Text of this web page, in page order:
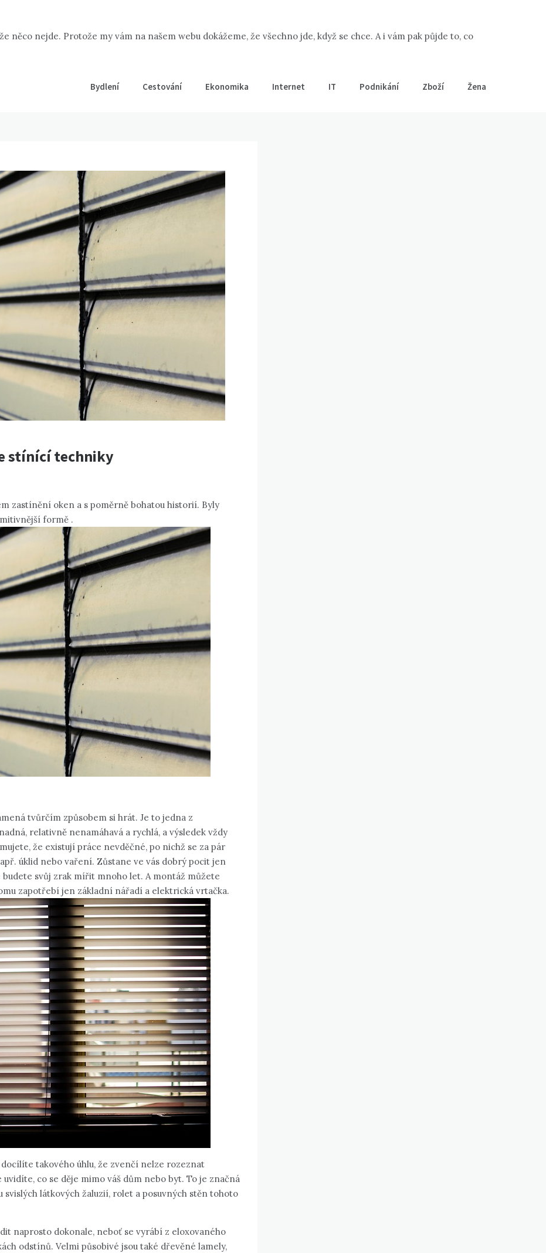
něco nejde. Protože my vám na našem webu dokážeme, že všechno jde, když se chce. A i vám pak půjde to, co
Bydlení Cestování Ekonomika Internet IT Podnikání Zboží Žena
stínící techniky
zastínění oken a s poměrně bohatou historií. Byly
formě .
tvůrčím způsobem si hrát. Je to jedna z
relativně nenamáhavá a rychlá, a výsledek vždy
že existují práce nevděčné, po nichž se za pár
úklid nebo vaření. Zůstane ve vás dobrý pocit jen
svůj zrak mířit mnoho let. A montáž můžete
zapotřebí jen základní nářadí a elektrická vrtačka.
takového úhlu, že zvenčí nelze rozeznat
co se děje mimo váš dům nebo byt. To je značná
látkových žaluzií, rolet a posuvných stěn tohoto
naprosto dokonale, neboť se vyrábí z eloxovaného
odstínů. Velmi působivé jsou také dřevěné lamely,